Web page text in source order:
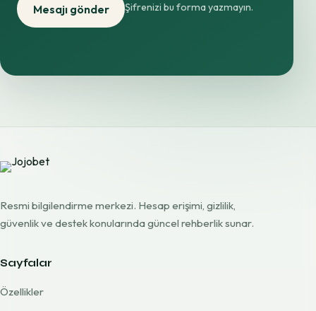
Mesajı gönder Şifrenizi bu forma yazmayın.
Resmi bilgilendirme merkezi. Hesap erişimi, gizlilik,
güvenlik ve destek konularında güncel rehberlik sunar.
Sayfalar
Özellikler